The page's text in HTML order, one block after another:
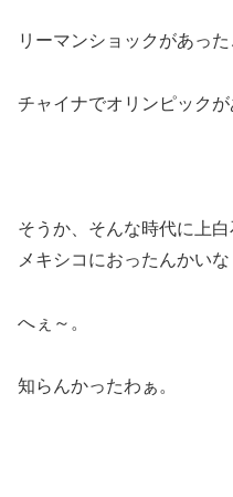
リーマンショックがあっ
チャイナでオリンピック
そうか、そんな時代に上
メキシコにおったんかいな
へぇ～。
知らんかったわぁ。